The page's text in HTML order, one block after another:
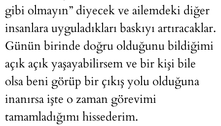
gibi olmayın” diyecek ve ailemdeki diğer
insanlara uyguladıkları baskıyı artıracaklar.
Günün birinde doğru olduğunu bildiğimi
açık açık yaşayabilirsem ve bir kişi bile
olsa beni görüp bir çıkış yolu olduğuna
inanırsa işte o zaman görevimi
tamamladığımı hissederim.